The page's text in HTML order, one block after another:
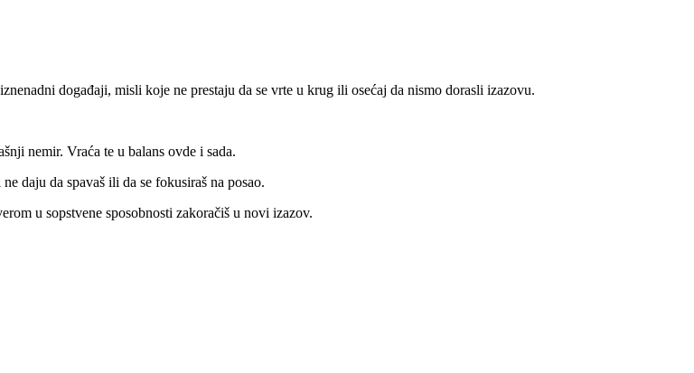
događaji, misli koje ne prestaju da se vrte u krug ili osećaj da nismo dorasli izazovu.
nemir. Vraća te u balans ovde i sada.
daju da spavaš ili da se fokusiraš na posao.
u sopstvene sposobnosti zakoračiš u novi izazov.